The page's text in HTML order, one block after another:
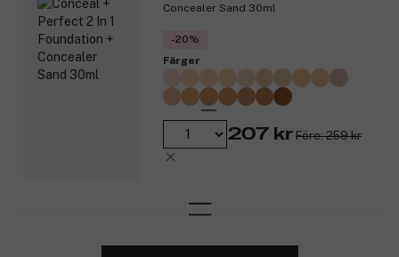
Concealer Sand 30ml
-20%
Färger
207 kr Före: 259 kr